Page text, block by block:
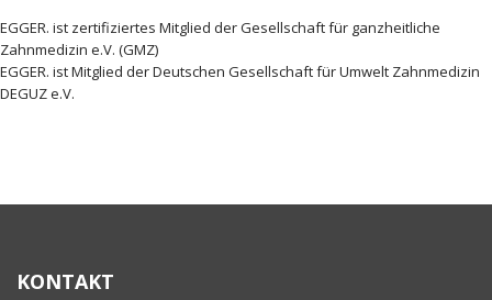
EGGER. ist zertifiziertes Mitglied der Gesellschaft für ganzheitliche
Zahnmedizin e.V. (GMZ)
EGGER. ist Mitglied der Deutschen Gesellschaft für Umwelt Zahnmedizin
DEGUZ e.V.
KONTAKT